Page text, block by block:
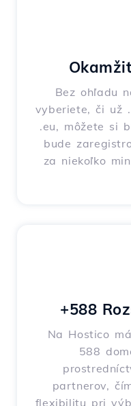
Bez ohľadu
vyberiete, či už
.eu, môžete si
bude
za niekoľko
+588
Na Hostico
588
partnerov,
flexibilitu pri